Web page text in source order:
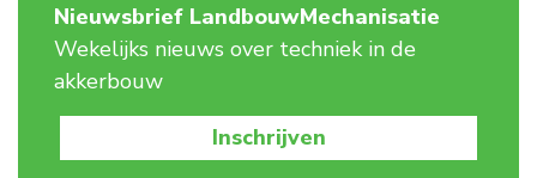
Nieuwsbrief LandbouwMechanisatie
Wekelijks nieuws over techniek in de
akkerbouw
Inschrijven